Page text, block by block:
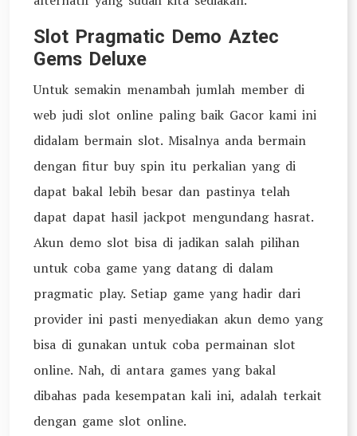
Slot Pragmatic Demo Aztec
Gems Deluxe
Untuk semakin menambah jumlah member di
web judi slot online paling baik Gacor kami ini
didalam bermain slot. Misalnya anda bermain
dengan fitur buy spin itu perkalian yang di
dapat bakal lebih besar dan pastinya telah
dapat dapat hasil jackpot mengundang hasrat.
Akun demo slot bisa di jadikan salah pilihan
untuk coba game yang datang di dalam
pragmatic play. Setiap game yang hadir dari
provider ini pasti menyediakan akun demo yang
bisa di gunakan untuk coba permainan slot
online. Nah, di antara games yang bakal
dibahas pada kesempatan kali ini, adalah terkait
dengan game slot online.